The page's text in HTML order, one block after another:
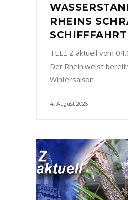
RHEINS
TELE Z aktuell vom
Der Rhein weist
Wintersaison
4. August 2026